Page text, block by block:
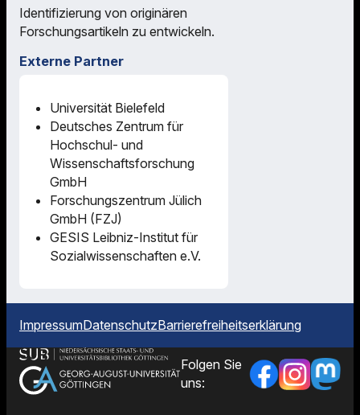
Identifizierung von originären
Forschungsartikeln zu entwickeln.
Externe Partner
Universität Bielefeld
Deutsches Zentrum für
Hochschul- und
Wissenschaftsforschung
GmbH
Forschungszentrum Jülich
GmbH (FZJ)
GESIS Leibniz-Institut für
Sozialwissenschaften e.V.
ImpressumDatenschutzBarrierefreiheitserklärung
Folgen Sie
uns: